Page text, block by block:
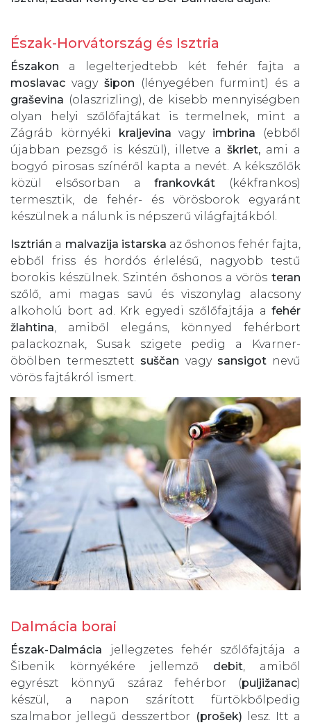
Észak-Horvátország és Isztria
Északon a legelterjedtebb két fehér fajta a
moslavac vagy šipon (lényegében furmint) és a
graševina (olaszrizling), de kisebb mennyiségben
olyan helyi szőlőfajtákat is termelnek, mint a
Zágráb környéki kraljevina vagy imbrina (ebből
újabban pezsgő is készül), illetve aškrlet, ami a
bogyó pirosas színéről kapta a nevét. A kékszőlők
közül elsősorban afrankovkát (kékfrankos)
termesztik, de fehér- és vörösborok egyaránt
készülnek a nálunk is népszerű világfajtákból.
Isztrián a malvazija istarska az őshonos fehér fajta,
ebből friss és hordós érlelésű, nagyobb testű
borokis készülnek. Szintén őshonos a vörös teran
szőlő, ami magas savú és viszonylag alacsony
alkoholú bort ad. Krk egyedi szőlőfajtája a fehér
žlahtina , amiből elegáns, könnyed fehérbort
palackoznak, Susak szigete pedig a Kvarner-
öbölben termesztett suščan vagy sansigotnevű
vörös fajtákról ismert.
Dalmácia borai
Észak-Dalmácia jellegzetes fehér szőlőfajtája a
Šibenik környékére jellemző debit, amiből
egyrészt könnyű száraz fehérbor (puljižanac)
készül, a napon szárított fürtökbőlpedig
szalmabor jellegű desszertbor (prošek) lesz. Itt a